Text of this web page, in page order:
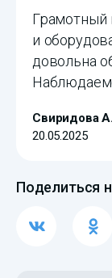
Грамотный
и
довольна
Свиридова
20.05.2025
Поделиться